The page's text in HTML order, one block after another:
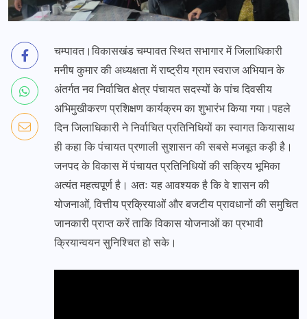
चम्पावत।विकासखंड चम्पावत स्थित सभागार में जिलाधिकारी
मनीष कुमार की अध्यक्षता में राष्ट्रीय ग्राम स्वराज अभियान के
अंतर्गत नव निर्वाचित क्षेत्र पंचायत सदस्यों के पांच दिवसीय
अभिमुखीकरण प्रशिक्षण कार्यक्रम का शुभारंभ किया गया।पहले
दिन जिलाधिकारी ने निर्वाचित प्रतिनिधियों का स्वागत कियासाथ
ही कहा कि पंचायत प्रणाली सुशासन की सबसे मजबूत कड़ी है।
जनपद के विकास में पंचायत प्रतिनिधियों की सक्रिय भूमिका
अत्यंत महत्वपूर्ण है। अतः यह आवश्यक है कि वे शासन की
योजनाओं, वित्तीय प्रक्रियाओं और बजटीय प्रावधानों की समुचित
जानकारी प्राप्त करें ताकि विकास योजनाओं का प्रभावी
क्रियान्वयन सुनिश्चित हो सके।